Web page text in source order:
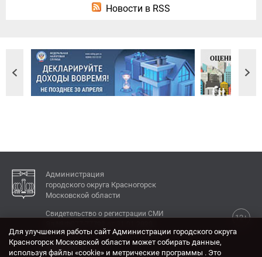
Новости в RSS
Администрация
городского округа Красногорск
Московской области
12+
Свидетельство о регистрации СМИ
КОНТАКТЫ
Для улучшения работы сайт Администрации городского округа
Красногорск Московской области может собирать данные,
используя файлы «cookie» и метрические программы . Это